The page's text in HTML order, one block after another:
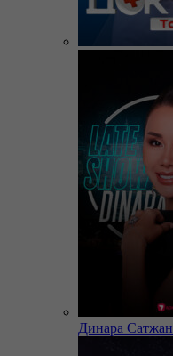
Динара Сатжан